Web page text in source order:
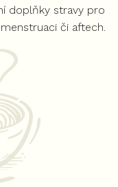
doplňky stravy pro
či aftech.